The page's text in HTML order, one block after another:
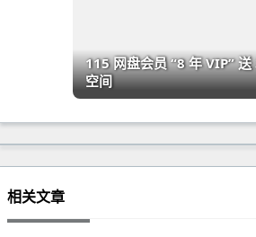
115 网盘会员 “8 年 VIP” 送
空间
相关文章